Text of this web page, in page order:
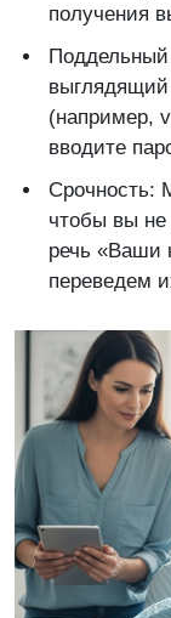
получения
Поддельный
выглядящий
(например,
вводите
Срочность:
чтобы вы не
речь «Ваши
переведем